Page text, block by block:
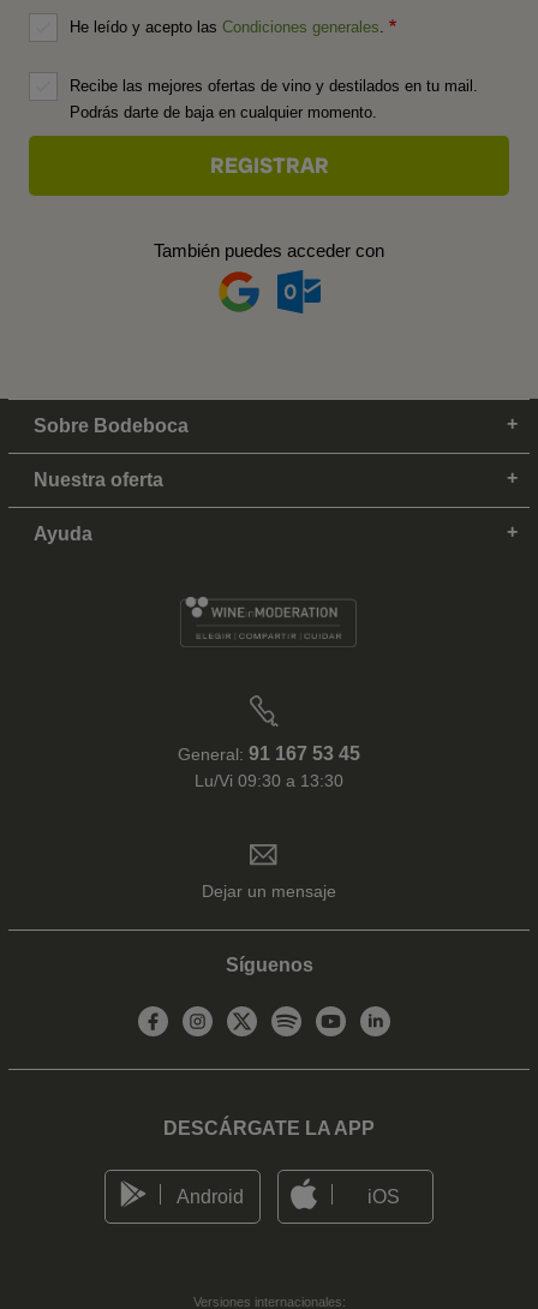
He leído y acepto las Condiciones generales
Recibe las mejores ofertas de vino y destilados en tu mail.
Podrás darte de baja en cualquier momento.
También puedes acceder con
Sobre Bodeboca
Nuestra oferta
Ayuda
General: 91 167 53 45
Lu/Vi 09:30 a 13:30
Dejar un mensaje
Síguenos
DESCÁRGATE LA APP
Android iOS
Versiones internacionales: